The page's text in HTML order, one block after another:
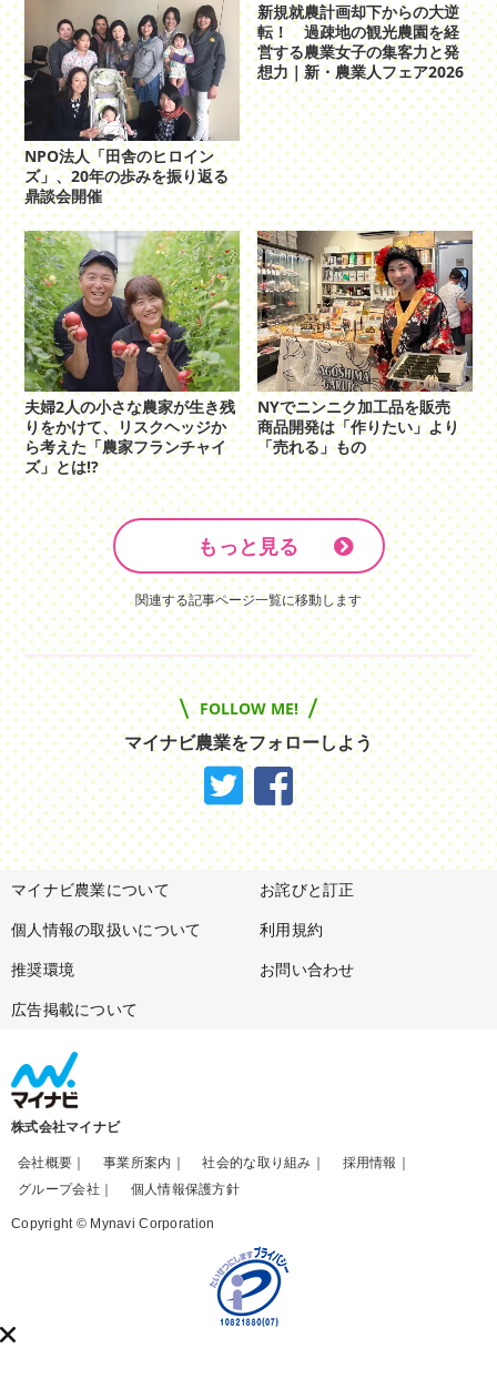
NPO法人「田舎のヒロイン
ズ」、20年の歩みを振り返る
鼎談会開催
新規就農計画却下からの大逆
転！ 過疎地の観光農園を経
営する農業女子の集客力と発
想力｜新・農業人フェア2026
夫婦2人の小さな農家が生き残
りをかけて、リスクヘッジか
ら考えた「農家フランチャイ
ズ」とは!?
NYでニンニク加工品を販売
商品開発は「作りたい」より
「売れる」もの
もっと見る
関連する記事ページ一覧に移動します
FOLLOW ME!
マイナビ農業をフォローしよう
マイナビ農業について お詫びと訂正
個人情報の取扱いについて 利用規約
推奨環境 お問い合わせ
広告掲載について
株式会社マイナビ
会社概要 事業所案内 社会的な取り組み
採用情報
グループ会社
個人情報保護方針
Copyright © Mynavi Corporation